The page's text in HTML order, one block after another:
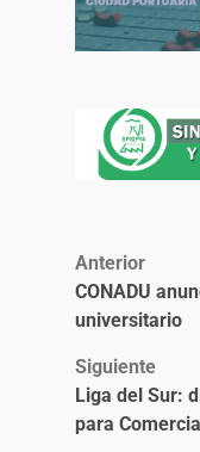
Anterior
CONADU
universitario
Siguiente
Liga del Sur:
para